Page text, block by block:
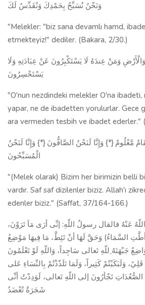
وَنَحْنُ نُسَبِّحُ بِحَمْدِكَ وَنُقَدِّسُ لَكَ
"Melekler: "biz sana devamlı hamd,
etmekteyiz!" dediler. (Bakara, 2/30.)
وَمَنْ عِندَهُ لَا يَسْتَكْبِرُونَ عَنْ عِبَادَتِهِ وَلَا
يَسْتَحْسِرُونَ
"O'nun nezdindeki melekler O'na ibadeti,
yapar, ne de ibadetten yorulurlar. Gece
ara vermeden tesbih ve ibadet ederler."
مَّعْلُومٌ {*} وَإِنَّا لَنَحْنُ الصَّافُّونَ {*} وَإِنَّا لَنَحْنُ
الْمُسَبِّحُونَ
"(Melek olarak) Bizim her birimizin belli
vardır. Saf saf dizilenler biziz. Allah'ı
edenler biziz." (Saffat, 37/164-166.)
عَنْهُ قالقال رسولُ اللّهِ: إنِّى أرَى مَاَ تَرَوْنَ،
السَّمَاءُ) وَحَقَّ لَهَا أنْ تَئِطَّ، مَا فِيهَا مَوْضِعُ
جَبْهَتَهُ ِللّهِ تَعالى سَاجِداً، وَاللّهِ لَوْ تَعْلَمُونَ
وَلَبَكَيْتُمْ كَثِيراً، وَلَمَا تَلَذّذْتُمْ بِالنِّسَاءِ عَلى
تَجْأرُونَ إلى اللّهِ تَعالى، لَوَدِدْتُ أنِّى
شَجَرَةٌ تُعْضَدُ